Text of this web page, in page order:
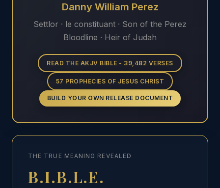
Danny William Perez
Settlor · le constituant · Son of the Perez
Bloodline · Heir of Judah
READ THE AKJV BIBLE - 39,482 VERSES
57 PROPHECIES OF JESUS CHRIST
BUILD YOUR OWN RELEASE DOCUMENT
THE TRUE MEANING REVEALED
B.I.B.L.E.